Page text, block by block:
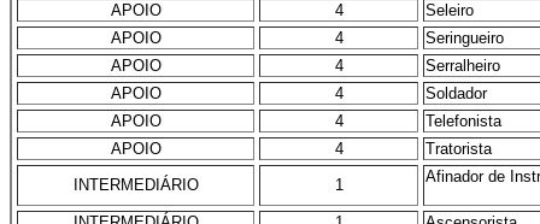
APOIO
4
Seleiro
APOIO
4
Seringueiro
APOIO
4
Serralheiro
APOIO
4
Soldador
APOIO
4
Telefonista
APOIO
4
Tratorista
INTERMEDIÁRIO
1 Afinador de